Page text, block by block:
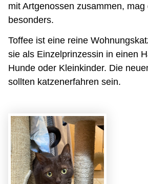
mit Artgenossen zusammen,
besonders.
Toffee ist eine reine
sie als Einzelprinzessin in einen
Hunde oder Kleinkinder. Die
sollten katzenerfahren sein.